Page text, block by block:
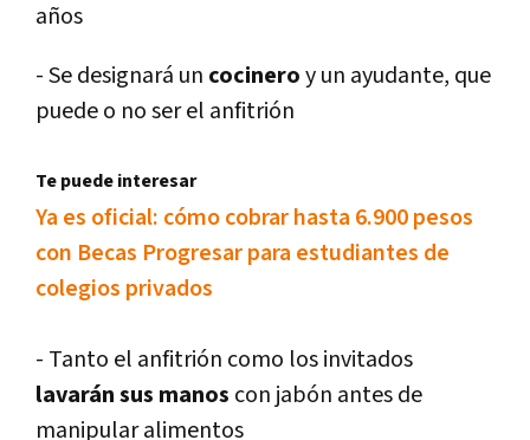
años
- Se designará un cocineroy un ayudante, que
puede o no ser el anfitrión
Te puede interesar
Ya es oficial: cómo cobrar hasta 6.900 pesos
con Becas Progresar para estudiantes de
colegios privados
- Tanto el anfitrión como los invitados
lavarán sus manos con jabón antes de
manipular alimentos